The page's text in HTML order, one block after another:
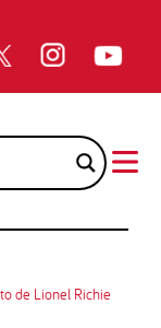
de Lionel Richie